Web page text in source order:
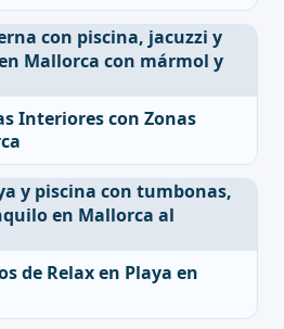
Interiores con Zonas
de Relax en Playa en